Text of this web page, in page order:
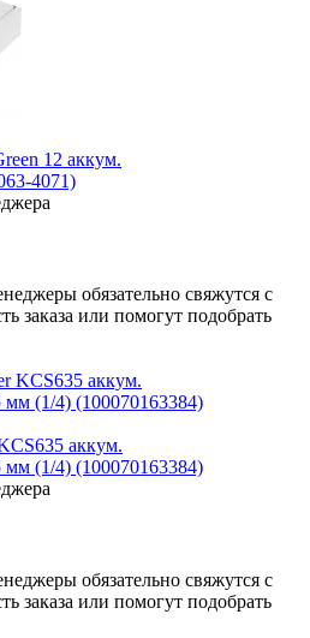
12 аккум.
4071)
обязательно свяжутся с
заказа или помогут подобрать
аккум.
(1/4) (100070163384)
обязательно свяжутся с
заказа или помогут подобрать